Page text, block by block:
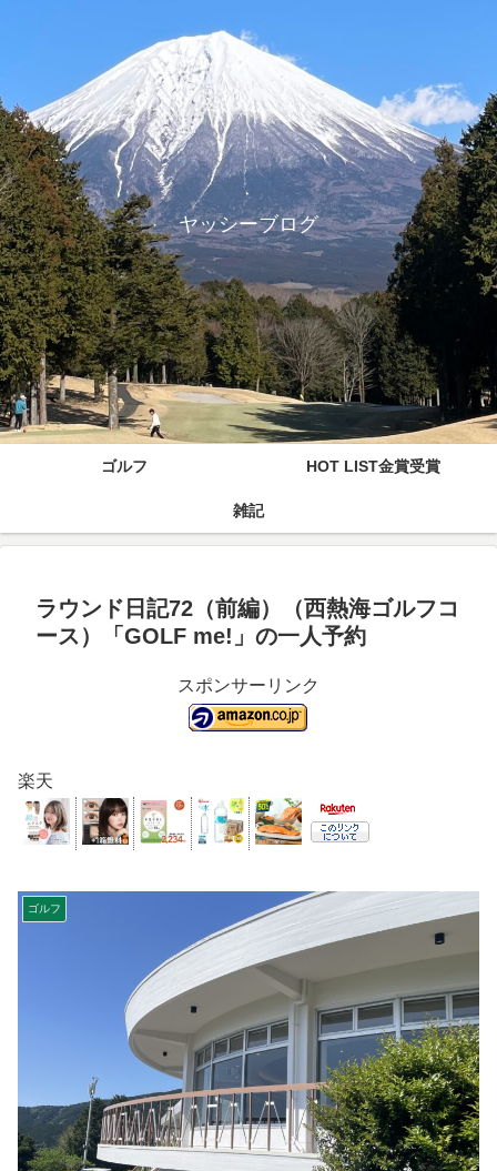
ヤッシーブログ
ゴルフ HOT LIST金賞受賞
雑記
ラウンド日記72（前編）（西熱海ゴルフコ
ース）「GOLF me!」の一人予約
スポンサーリンク
楽天
ゴルフ